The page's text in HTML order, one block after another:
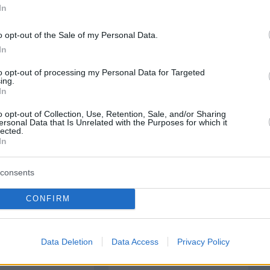
opt-out of the Sale of my Personal Data.
opt-out of processing my Personal Data for Targeted
opt-out of Collection, Use, Retention, Sale, and/or Sharing
Data that Is Unrelated with the Purposes for which it
CONFIRM
Data Deletion Data Access Privacy Policy
protothema.gr στο Google News
ΣΧΟΛΙΟΥ